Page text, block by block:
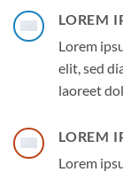
LOREM
Lorem
elit, sed
laoreet
LOREM
Lorem